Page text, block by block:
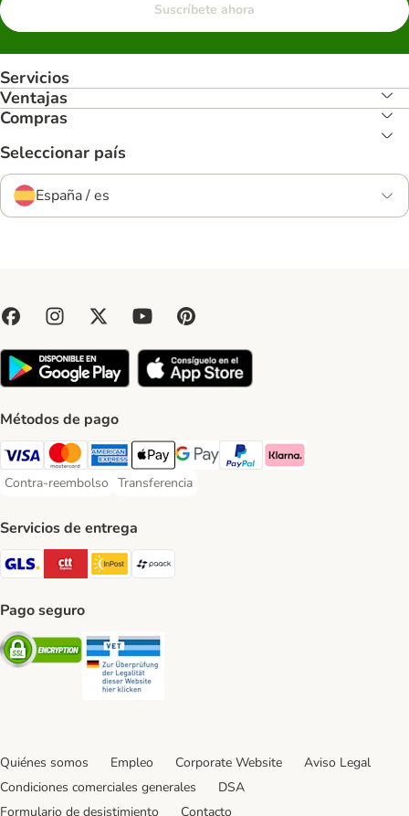
Suscríbete ahora
Servicios
Ventajas
Compras
Seleccionar país
España / es
Métodos de pago
Visa Payment Method
Mastercard Payment Method
American Express Payment Method
Apple Pay Payment Method
Google Pay Payment Method
PayPal Payment Method
Klarna Payment Method
Contra-reembolso
Contra-reembolso Payment Method
Transferencia
Transferencia Payment Method
Servicios de entrega
GLS Shipping Method
CTTExpress Shipping Method
InPost Shipping Method
paack Shipping Method
Pago seguro
Security
Quiénes somos Empleo Corporate Website
Aviso Legal
Condiciones comerciales generales
DSA
Formulario de desistimiento
Contacto